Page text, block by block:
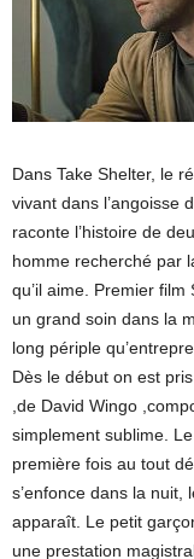
Dans Take Shelter, le
vivant dans l’angoisse
raconte l’histoire de
homme recherché par
qu’il aime. Premier
un grand soin dans la
long périple
Dès le début on est
,de David Wingo
simplement sublime.
première fois au tout
s’enfonce dans la nuit,
apparaît. Le petit
une prestation